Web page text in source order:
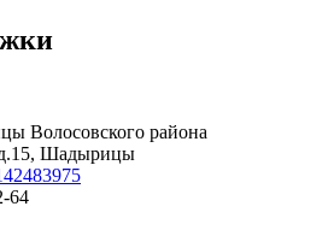
Волосовского района
д.15, Шадырицы
64